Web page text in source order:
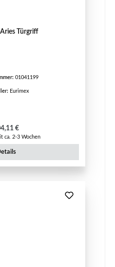
Türgriff
01041199
Eurimex
Preis:
€
ca. 2-3 Wochen